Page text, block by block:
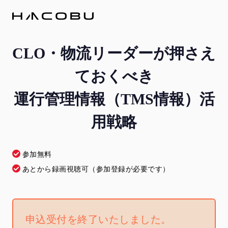
CLO・物流リーダーが押さえ
ておくべき
運行管理情報（TMS情報）活
用戦略
参加無料
あとから録画視聴可（参加登録が必要です）
申込受付を終了いたしました。